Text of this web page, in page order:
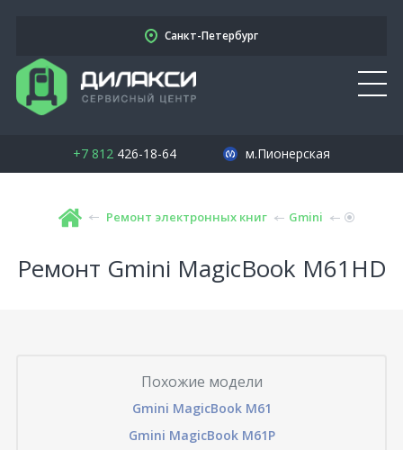
Санкт-Петербург
+7 812426-18-64 м.Пионерская
Ремонт электронных книг Gmini
Ремонт Gmini MagicBook M61HD
Похожие модели
Gmini MagicBook M61
Gmini MagicBook M61P